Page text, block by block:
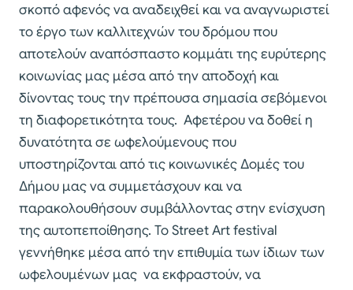
σκοπό αφενός να αναδειχθεί και να αναγνωριστεί
το έργο των καλλιτεχνών του δρόμου που
αποτελούν αναπόσπαστο κομμάτι της ευρύτερης
κοινωνίας μας μέσα από την αποδοχή και
δίνοντας τους την πρέπουσα σημασία σεβόμενοι
τη διαφορετικότητα τους. Αφετέρου να δοθεί η
δυνατότητα σε ωφελούμενους που
υποστηρίζονται από τις κοινωνικές Δομές του
Δήμου μας να συμμετάσχουν και να
παρακολουθήσουν συμβάλλοντας στην ενίσχυση
της αυτοπεποίθησης. Το Street Art festival
γεννήθηκε μέσα από την επιθυμία των ίδιων των
ωφελουμένων μας να εκφραστούν, να